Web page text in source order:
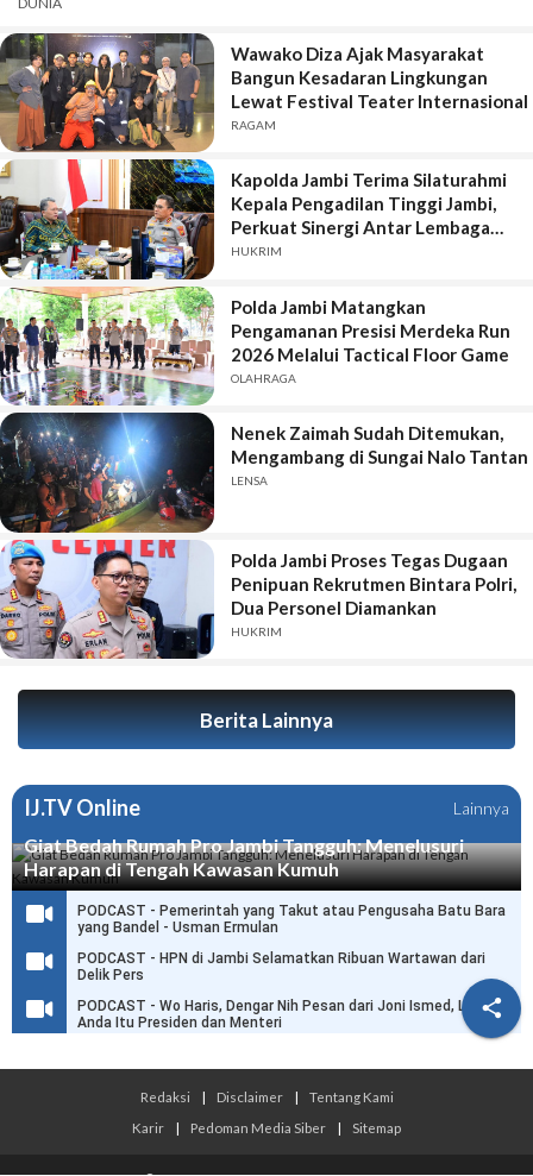

Wawako Diza Ajak Masyarakat
Bangun Kesadaran Lingkungan
Lewat Festival Teater Internasional
RAGAM
Kapolda Jambi Terima Silaturahmi
Kepala Pengadilan Tinggi Jambi,
Perkuat Sinergi Antar Lembaga
Penegak Hukum
HUKRIM
Polda Jambi Matangkan
Pengamanan Presisi Merdeka Run
2026 Melalui Tactical Floor Game
OLAHRAGA
Nenek Zaimah Sudah Ditemukan,
Mengambang di Sungai Nalo Tantan
LENSA
Polda Jambi Proses Tegas Dugaan
Penipuan Rekrutmen Bintara Polri,
Dua Personel Diamankan
HUKRIM
Berita Lainnya
IJ.TV Online Lainnya
Giat Bedah Rumah Pro Jambi Tangguh: Menelusuri
Harapan di Tengah Kawasan Kumuh
PODCAST - Pemerintah yang Takut atau Pengusaha Batu Bara
yang Bandel - Usman Ermulan
PODCAST - HPN di Jambi Selamatkan Ribuan Wartawan dari
Delik Pers
PODCAST - Wo Haris, Dengar Nih Pesan dari Joni Ismed, Link
Anda Itu Presiden dan Menteri
Redaksi | Disclaimer |
Tentang Kami
Karir
| Pedoman Media Siber | Sitemap